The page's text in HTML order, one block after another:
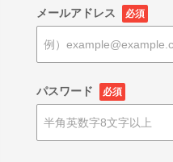
メールアドレス 必須
パスワード 必須